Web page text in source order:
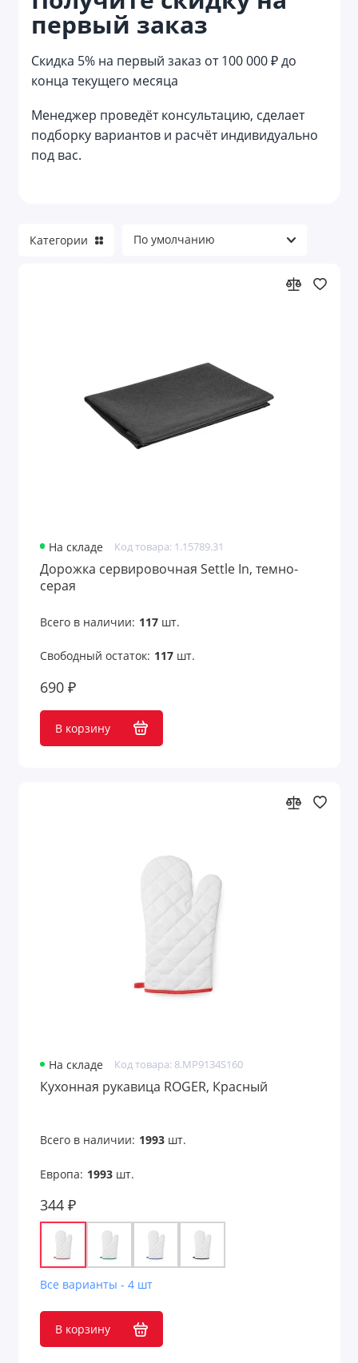
первый заказ
Скидка 5% на первый заказ от 100 000 ₽ до
конца текущего месяца
Менеджер проведёт консультацию, сделает
подборку вариантов и расчёт индивидуально
под вас.
Зеркала
Игрушки
Инструменты
Камины
Карты
Личная гигиена
Новогодние подушки и пледы
Новогодние свечи и подсвечники
Офисные подставки
Подвески
Подушки под шею
Пробники ароматов
Растения
Свечи
Туалетные принадлежности
Уютная атмосфера дома
Показать все
Категории
На складе Код товара: 1.15789.31
Дорожка сервировочная Settle In, темно-
серая
Всего в наличии: 117шт.
Свободный остаток: 117шт.
690 ₽
В корзину
На складе Код товара: 8.MP9134S160
Кухонная рукавица ROGER, Красный
Всего в наличии: 1993шт.
Европа: 1993шт.
344 ₽
Все варианты - 4 шт
В корзину